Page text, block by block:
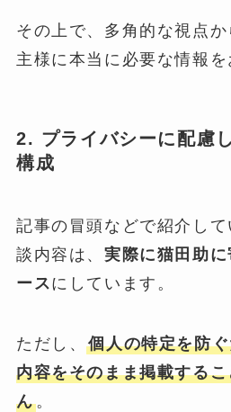
その上で、多角的な視点
主様に本当に必要な情報を
2. プライバシーに配慮
構成
記事の冒頭などで紹介し
談内容は、 実際に猫田助
ースにしています。
ただし、個人の特定を防
内容をそのまま掲載する
ん。